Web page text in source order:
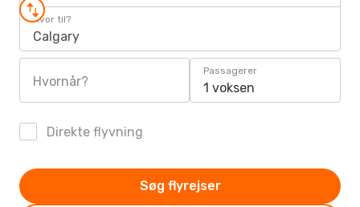
Hvor til?
Calgary
Hvornår?
Passagerer
1 voksen
Direkte flyvning
Søg flyrejser